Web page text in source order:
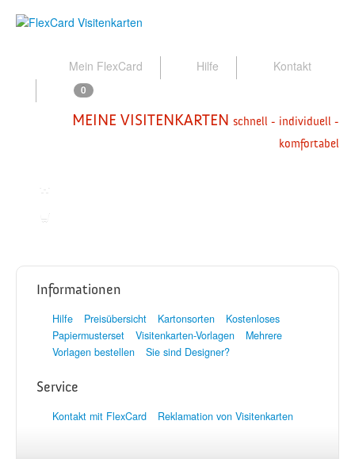
Mein FlexCard Hilfe Kontakt
0
MEINE VISITENKARTEN schnell - individuell -
komfortabel
Informationen
Hilfe
Preisübersicht Kartonsorten
Kostenloses
Papiermusterset
Visitenkarten-Vorlagen
Mehrere
Vorlagen bestellen
Sie sind Designer?
Service
Kontakt mit FlexCard
Reklamation von Visitenkarten